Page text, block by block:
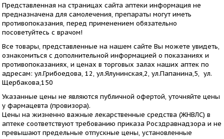
Представленная на страницах сайта аптеки информация не
предназначена для самолечения, препараты могут иметь
противопоказания, перед применением обязательно
посоветуйтесь с врачом!
Все товары, представленные на нашем сайте Вы можете увидеть,
ознакомиться с дополнительной информацией о показаниях и
противопоказаниях, и ценах в торговых залах наших аптек по
адресам: ул.Грибоедова, 12, ул.Ялунинская,2, ул.Папанина,5, ул.
Щербакова,150
Указанные цены не являются публичной офертой, уточняйте цены
у фармацевта (провизора).
​Цены на жизненно важные лекарственные средства (ЖНВЛС) в
аптеке соответствуют требованию приказа Росздравнадзора и не
превышают предельные отпускные цены, установленные